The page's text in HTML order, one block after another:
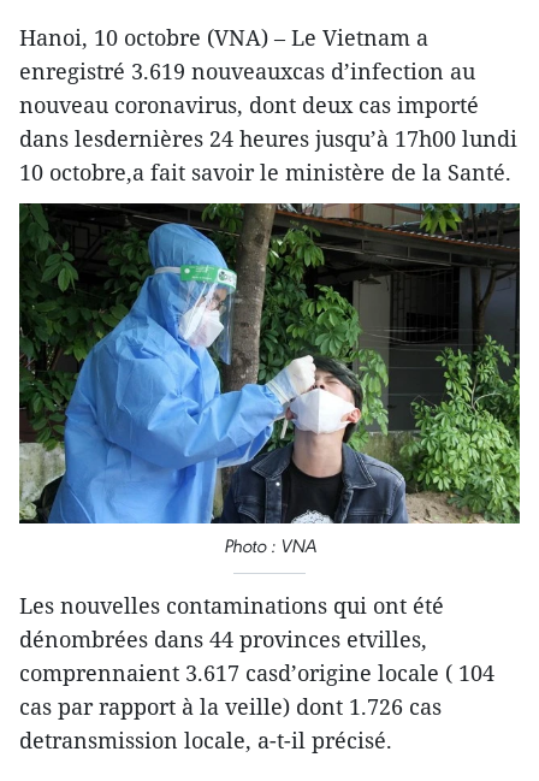
Hanoi, 10 octobre (VNA) – Le Vietnam a
enregistré 3.619 nouveauxcas d’infection au
nouveau coronavirus, dont deux cas importé
dans lesdernières 24 heures jusqu’à 17h00 lundi
10 octobre,a fait savoir le ministère de la Santé.
Photo : VNA
Les nouvelles contaminations qui ont été
dénombrées dans 44 provinces etvilles,
comprennaient 3.617 casd’origine locale ( 104
cas par rapport à la veille) dont 1.726 cas
detransmission locale, a-t-il précisé.